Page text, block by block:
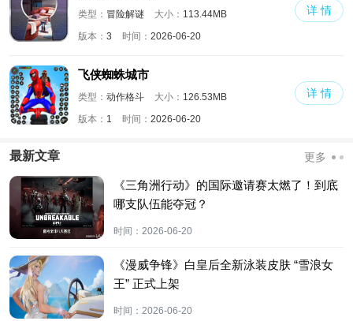
类型： 冒险解谜 大小： 113.44MB
版本： 3 时间： 2026-06-20
详 情
飞侠蜘蛛城市
类型： 动作格斗 大小： 126.53MB
版本： 1 时间： 2026-06-20
详 情
最新文章 更多
《三角洲行动》的国际邀请赛太燃了！到底
哪支队伍能夺冠？
时间： 2026-06-20
《漫威争锋》白皇后全新泳装皮肤 “雪浪女
王” 正式上架
时间： 2026-06-20